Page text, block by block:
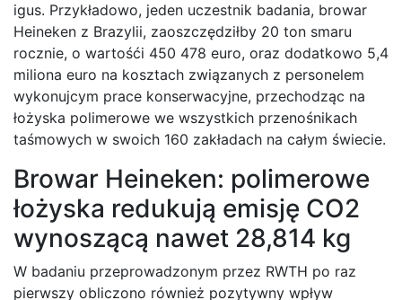
igus. Przykładowo, jeden uczestnik badania, browar
Heineken z Brazylii, zaoszczędziłby 20 ton smaru
rocznie, o wartośći 450 478 euro, oraz dodatkowo 5,4
miliona euro na kosztach związanych z personelem
wykonujcym prace konserwacyjne, przechodząc na
łożyska polimerowe we wszystkich przenośnikach
taśmowych w swoich 160 zakładach na całym świecie.
Browar Heineken: polimerowe
łożyska redukują emisję CO2
wynoszącą nawet 28,814 kg
W badaniu przeprowadzonym przez RWTH po raz
pierwszy obliczono również pozytywny wpływ